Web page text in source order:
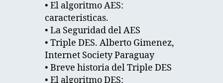
• El algoritmo AES:
caracteristicas.
• La Seguridad del AES
• Triple DES. Alberto Gimenez,
Internet Society Paraguay
• Breve historia del Triple DES
• El algoritmo DES: